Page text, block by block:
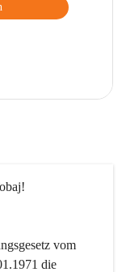
vom
die